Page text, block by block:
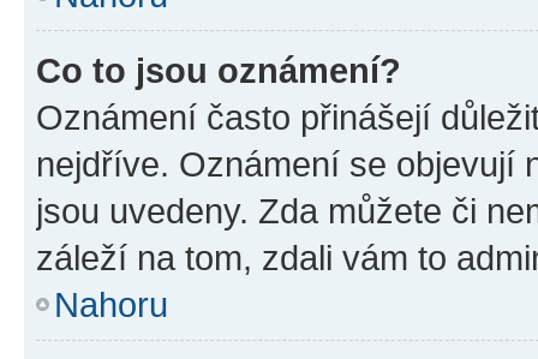
Co to jsou oznámení?
Oznámení často přinášejí
nejdříve. Oznámení se objevují
jsou uvedeny. Zda můžete či
záleží na tom, zdali vám to
Nahoru